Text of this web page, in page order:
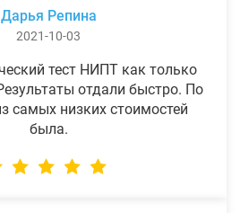
Дарья Репина
2021-10-03
тест НИПТ как только
отдали быстро. По
самых низких стоимостей
была.